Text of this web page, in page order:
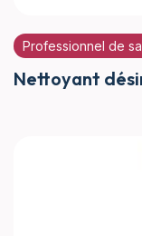
Professionnel de
Nettoyant